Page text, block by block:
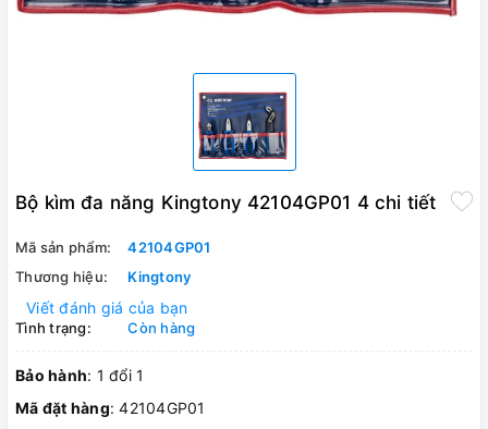
Bộ kìm đa năng Kingtony 42104GP01 4 chi tiết
Mã sản phẩm:
42104GP01
Thương hiệu:
Kingtony
Viết đánh giá của bạn
Tình trạng: Còn hàng
Bảo hành: 1 đổi 1
Mã đặt hàng: 42104GP01